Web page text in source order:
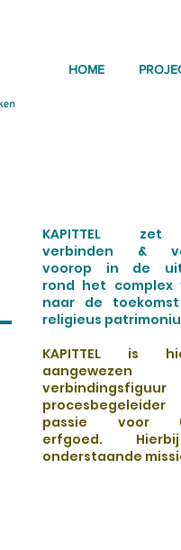
HOME
KAPITTEL
verbinden &
voorop in de
rond het complex
naar de
religieus
KAPITTEL is
aangewezen
passie voor
erfgoed.
onderstaande